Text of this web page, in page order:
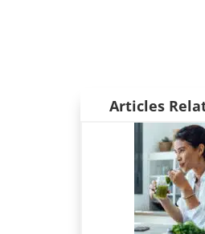
Articles